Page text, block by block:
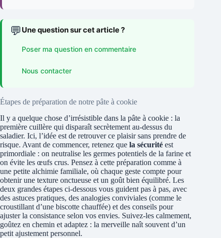
💬 Une question sur cet article ?
Poser ma question en commentaire
Nous contacter
Étapes de préparation de notre pâte à cookie
Il y a quelque chose d’irrésistible dans la pâte à cookie : la
première cuillère qui disparaît secrètement au-dessus du
saladier. Ici, l’idée est de retrouver ce plaisir sans prendre de
risque. Avant de commencer, retenez que la sécurité est
primordiale : on neutralise les germes potentiels de la farine et
on évite les œufs crus. Pensez à cette préparation comme à
une petite alchimie familiale, où chaque geste compte pour
obtenir une texture onctueuse et un goût bien équilibré. Les
deux grandes étapes ci-dessous vous guident pas à pas, avec
des astuces pratiques, des analogies conviviales (comme le
croustillant d’une biscotte chauffée) et des conseils pour
ajuster la consistance selon vos envies. Suivez-les calmement,
goûtez en chemin et adaptez : la merveille naît souvent d’un
petit ajustement personnel.